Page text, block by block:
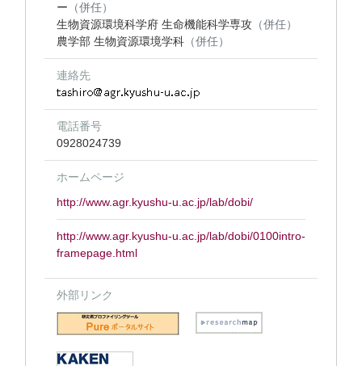
ー （併任）
生物資源環境科学府 生命機能科学専攻 （併任）
農学部 生物資源環境学科 （併任）
連絡先
電話番号
0928024739
ホームページ
http://www.agr.kyushu-u.ac.jp/lab/dobi/
http://www.agr.kyushu-u.ac.jp/lab/dobi/0100intro-
framepage.html
外部リンク